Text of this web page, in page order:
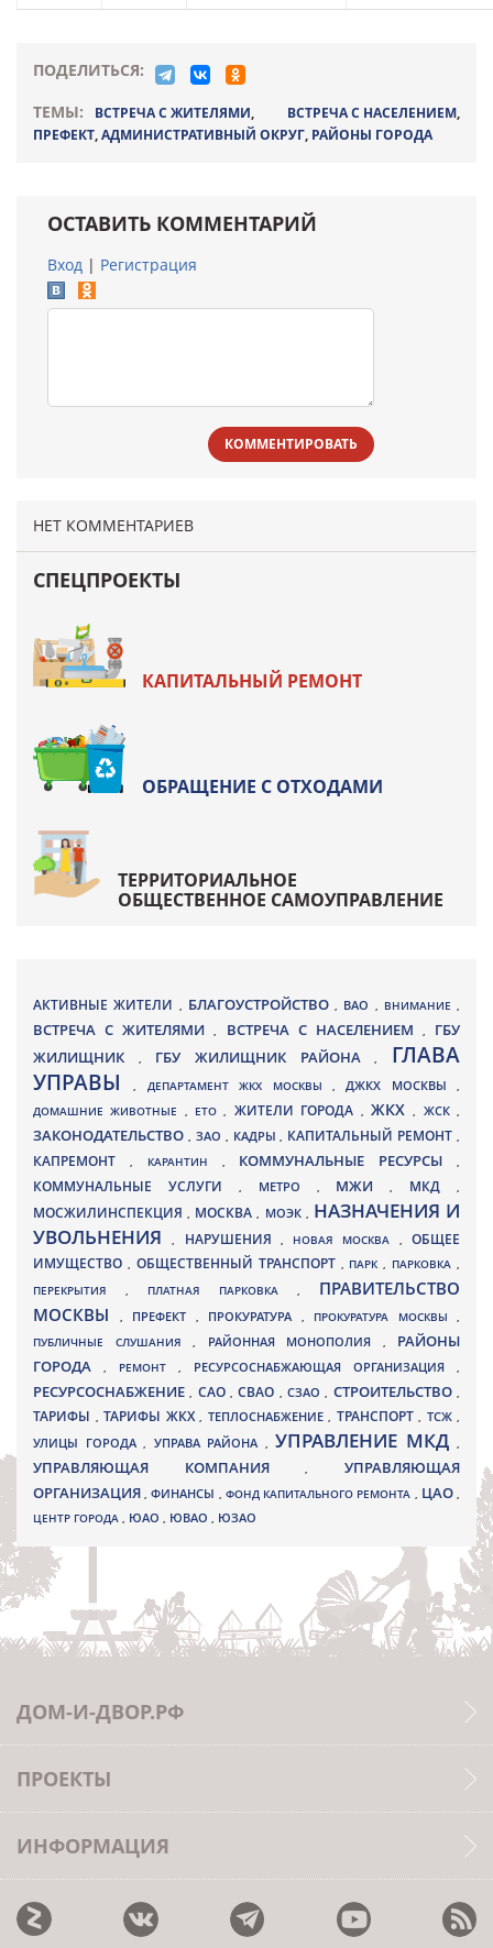
ПОДЕЛИТЬСЯ:
ТЕМЫ:
ВСТРЕЧА С ЖИТЕЛЯМИ, ВСТРЕЧА С НАСЕЛЕНИЕМ,
ПРЕФЕКТ,АДМИНИСТРАТИВНЫЙ ОКРУГ, РАЙОНЫ ГОРОДА
ОСТАВИТЬ КОММЕНТАРИЙ
Вход | Регистрация
КОММЕНТИРОВАТЬ
НЕТ КОММЕНТАРИЕВ
СПЕЦПРОЕКТЫ
КАПИТАЛЬНЫЙ РЕМОНТ
ОБРАЩЕНИЕ С ОТХОДАМИ
ТЕРРИТОРИАЛЬНОЕ
ОБЩЕСТВЕННОЕ САМОУПРАВЛЕНИЕ
АКТИВНЫЕ ЖИТЕЛИ , БЛАГОУСТРОЙСТВО , ВАО , ВНИМАНИЕ ,
ВСТРЕЧА С ЖИТЕЛЯМИ, ВСТРЕЧА С НАСЕЛЕНИЕМ , ГБУ
ЖИЛИЩНИК
, ГБУ ЖИЛИЩНИК РАЙОНА, ГЛАВА
УПРАВЫ, ДЕПАРТАМЕНТ ЖКХ МОСКВЫ ,ДЖКХ МОСКВЫ ,
ДОМАШНИЕ ЖИВОТНЫЕ , ЕТО, ЖИТЕЛИ ГОРОДА , ЖКХ, ЖСК,
ЗАКОНОДАТЕЛЬСТВО , ЗАО , КАДРЫ, КАПИТАЛЬНЫЙ РЕМОНТ ,
КАПРЕМОНТ , КАРАНТИН , КОММУНАЛЬНЫЕ РЕСУРСЫ,
КОММУНАЛЬНЫЕ УСЛУГИ , МЕТРО , МЖИ, МКД ,
МОСЖИЛИНСПЕКЦИЯ, МОСКВА , МОЭК , НАЗНАЧЕНИЯ И
УВОЛЬНЕНИЯ, НАРУШЕНИЯ , НОВАЯ МОСКВА ,ОБЩЕЕ
ИМУЩЕСТВО , ОБЩЕСТВЕННЫЙ ТРАНСПОРТ , ПАРК, ПАРКОВКА ,
ПЕРЕКРЫТИЯ , ПЛАТНАЯ ПАРКОВКА , ПРАВИТЕЛЬСТВО
МОСКВЫ
, ПРЕФЕКТ , ПРОКУРАТУРА , ПРОКУРАТУРА МОСКВЫ ,
ПУБЛИЧНЫЕ СЛУШАНИЯ , РАЙОННАЯ МОНОПОЛИЯ , РАЙОНЫ
ГОРОДА
, РЕМОНТ , РЕСУРСОСНАБЖАЮЩАЯ ОРГАНИЗАЦИЯ ,
РЕСУРСОСНАБЖЕНИЕ, САО,СВАО ,СЗАО, СТРОИТЕЛЬСТВО,
ТАРИФЫ , ТАРИФЫ ЖКХ , ТЕПЛОСНАБЖЕНИЕ , ТРАНСПОРТ , ТСЖ ,
УЛИЦЫ ГОРОДА , УПРАВА РАЙОНА , УПРАВЛЕНИЕ МКД ,
УПРАВЛЯЮЩАЯ КОМПАНИЯ,УПРАВЛЯЮЩАЯ
ОРГАНИЗАЦИЯ,ФИНАНСЫ , ФОНД КАПИТАЛЬНОГО РЕМОНТА , ЦАО,
ЦЕНТР ГОРОДА , ЮАО , ЮВАО , ЮЗАО
ДОМ-И-ДВОР.РФ
ПРОЕКТЫ
ИНФОРМАЦИЯ